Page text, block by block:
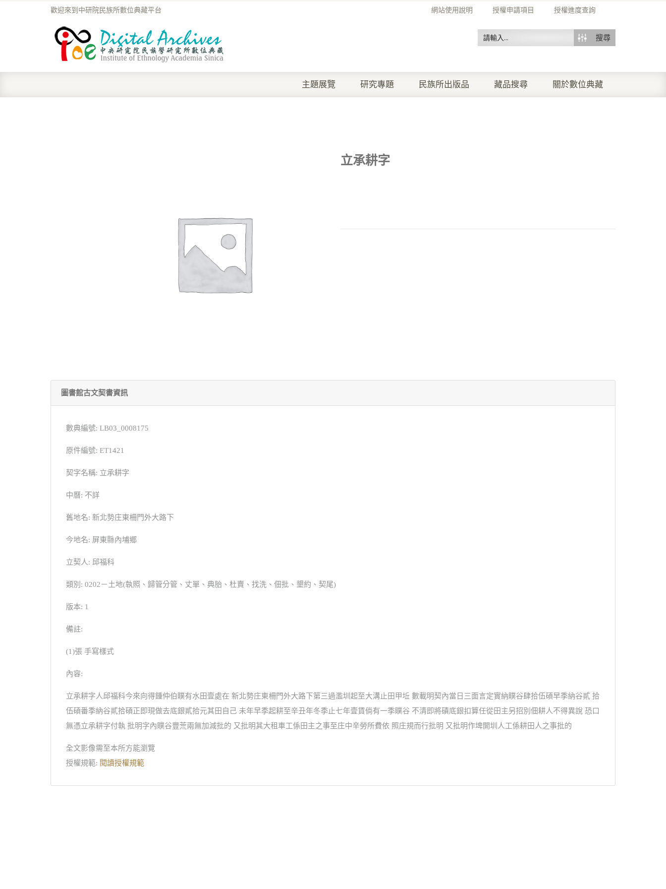
網站使用說明 授權申請項目 授權進度查詢
歡迎來到中研院民族所數位典藏平台
搜尋
主題展覽 研究專題 民族所出版品 藏品搜尋 關於數位典藏
立承耕字
圖書館古文契書資訊
數典編號: LB03_0008175
原件編號: ET1421
契字名稱: 立承耕字
中曆: 不詳
舊地名: 新北勢庄東柵門外大路下
今地名: 屏東縣內埔鄉
立契人: 邱福科
類別: 0202－土地(執照、歸管分管、丈單、典胎、杜賣、找洗、佃批、墾約、契尾)
版本: 1
備註:
(1)張 手寫樣式
內容:
立承耕字人邱福科今來向得鍾仲伯贌有水田壹處在 新北勢庄東柵門外大路下第三過濫圳起至大溝止田甲坵 數載明契內當日三面言定實納贌谷肆拾伍碩早季納谷貳 拾
伍碩番季納谷貳拾碩正即現做去底銀貳拾元其田自己 未年早季起耕至辛丑年冬季止七年壹賃倘有一季贌谷 不清即將磧底銀扣算任從田主另招別佃耕人不得異說 恐口
無憑立承耕字付執 批明字內贌谷豐荒兩無加減批的 又批明其大租車工係田主之事至庄中辛勞所費依 照庄規而行批明 又批明作埤開圳人工係耕田人之事批的
全文影像需至本所方能瀏覽
授權規範: 閱讀授權規範